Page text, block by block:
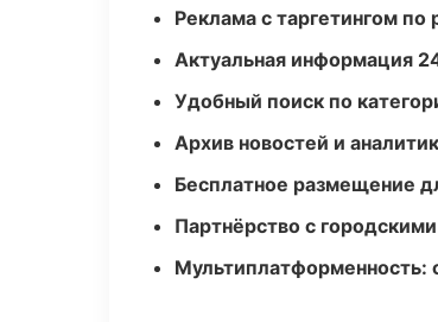
Реклама с таргетингом по
Актуальная информация
Удобный поиск по
Архив новостей и
Бесплатное размещение
Партнёрство с
Мультиплатформенность: